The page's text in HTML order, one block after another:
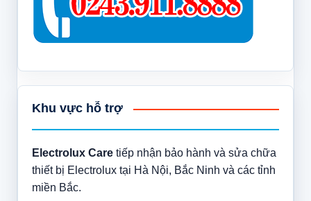
Khu vực hỗ trợ
Electrolux Caretiếp nhận bảo hành và sửa chữa
thiết bị Electrolux tại Hà Nội, Bắc Ninh và các tỉnh
miền Bắc.